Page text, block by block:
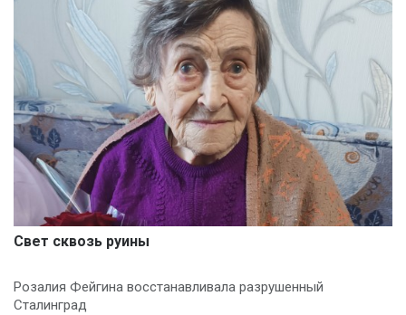
Свет сквозь руины
Розалия Фейгина восстанавливала разрушенный
Сталинград